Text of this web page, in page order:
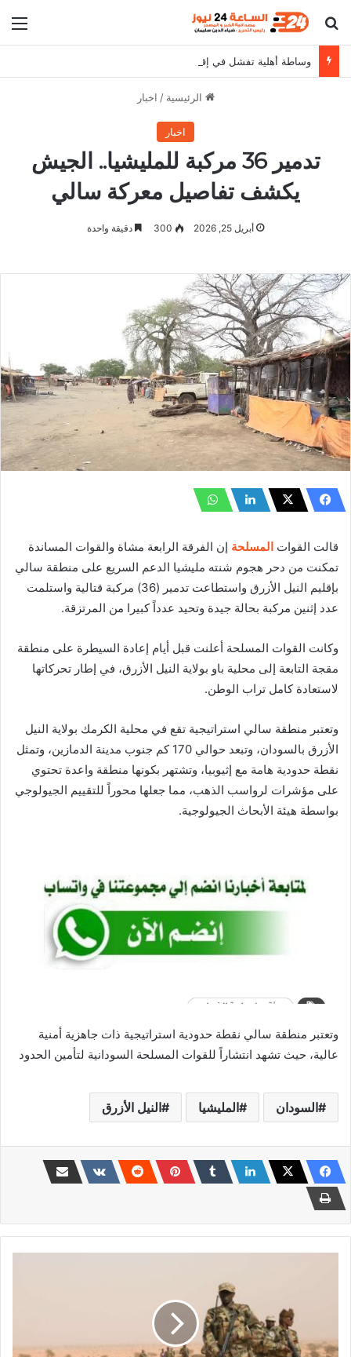
بحث عن
وساطة أهلية تفشل في إقناع دقلو بوقف إعتقالات القادة الميدانيين
الرئيسية / اخبار
اخبار
تدمير 36 مركبة للمليشيا.. الجيش
يكشف تفاصيل معركة سالي
أبريل 25, 2026 300 دقيقة واحدة
قالت القوات المسلحة إن الفرقة الرابعة مشاة والقوات المساندة
تمكنت من دحر هجوم شنته مليشيا الدعم السريع على منطقة سالي
بإقليم النيل الأزرق واستطاعت تدمير (36) مركبة قتالية واستلمت
عدد إثنين مركبة بحالة جيدة وتحيد عدداً كبيرا من المرتزقة.
وكانت القوات المسلحة أعلنت قبل أيام إعادة السيطرة على منطقة
مقجة التابعة إلى محلية باو بولاية النيل الأزرق، في إطار تحركاتها
لاستعادة كامل تراب الوطن.
وتعتبر منطقة سالي استراتيجية تقع في محلية الكرمك بولاية النيل
الأزرق بالسودان، وتبعد حوالي 170 كم جنوب مدينة الدمازين، وتمثل
نقطة حدودية هامة مع إثيوبيا، وتشتهر بكونها منطقة واعدة تحتوي
على مؤشرات لرواسب الذهب، مما جعلها محوراً للتقييم الجيولوجي
بواسطة هيئة الأبحاث الجيولوجية.
وتعتبر منطقة سالي نقطة حدودية استراتيجية ذات جاهزية أمنية
عالية، حيث تشهد انتشاراً للقوات المسلحة السودانية لتأمين الحدود
السودان المليشيا النيل الأزرق
في